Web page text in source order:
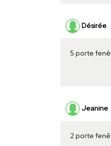
Désirée
5 porte
Jeanine
2 porte